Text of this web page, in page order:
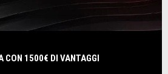
CON 1500€ DI VANTAGGI